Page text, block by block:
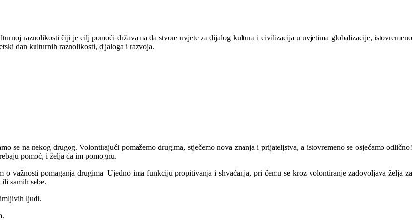
raznolikosti čiji je cilj pomoći državama da stvore uvjete za dijalog kultura i civilizacija u uvjetima globalizacije, istovremeno
dan kulturnih raznolikosti, dijaloga i razvoja.
se na nekog drugog. Volontirajući pomažemo drugima, stječemo nova znanja i prijateljstva, a istovremeno se osjećamo odlično!
pomoć, i želja da im pomognu.
važnosti pomaganja drugima. Ujedno ima funkciju propitivanja i shvaćanja, pri čemu se kroz volontiranje zadovoljava želja za
samih sebe.
ljudi.